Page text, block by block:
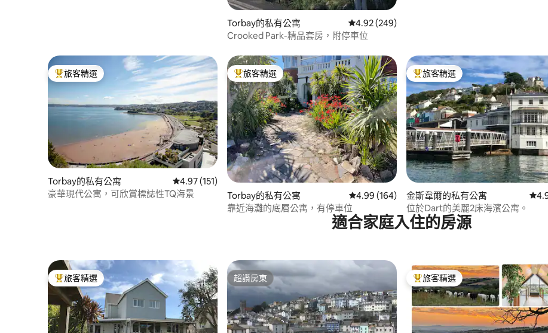
Torbay的私有公寓 從 249 則評價中獲得 4.92 的平均評分（滿分 5 分）
4.92 (249)
Crooked Park-精品套房，附停車位
旅客精選榜首
旅客精選
Torbay的私有公寓 從 151 則評價中獲得 4.97 的平均評分（滿分 5 分）
4.97 (151)
豪華現代公寓，可欣賞標誌性TQ海景
旅客精選榜首
旅客精選
Torbay的私有公寓 從 164 則評價中獲得 4.99 的平均評分（滿分 5 分
4.99 (164)
靠近海灘的底層公寓，有停車位
旅客精選榜首
旅客精選
金斯韋爾的私有公寓 從
位於Dart的美麗2床海濱公寓。
適合家庭入住的房源
旅客精選榜首
旅客精選 超讚房東
超讚房東 旅客精選榜首
旅客精選